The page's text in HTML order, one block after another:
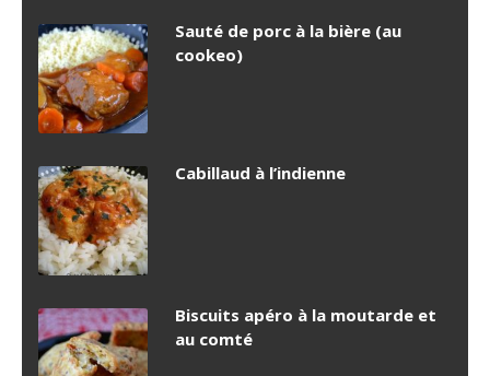
Sauté de porc à la bière (au
cookeo)
Cabillaud à l’indienne
Biscuits apéro à la moutarde et
au comté